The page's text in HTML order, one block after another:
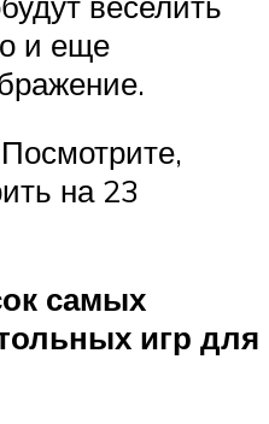
и еще
на 23
самых
ых игр для